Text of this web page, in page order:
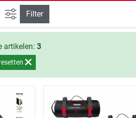
Zoeken binnen de resultaten
Filter
artikelen: 3